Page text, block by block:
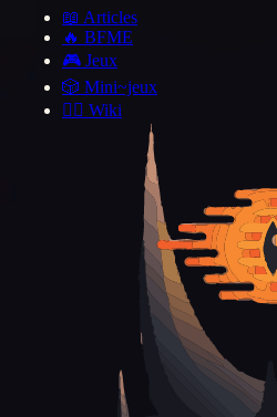
📖 Articles
🔥 BFME
🎮 Jeux
🎲 Mini~jeux
🧙‍♂️ Wiki